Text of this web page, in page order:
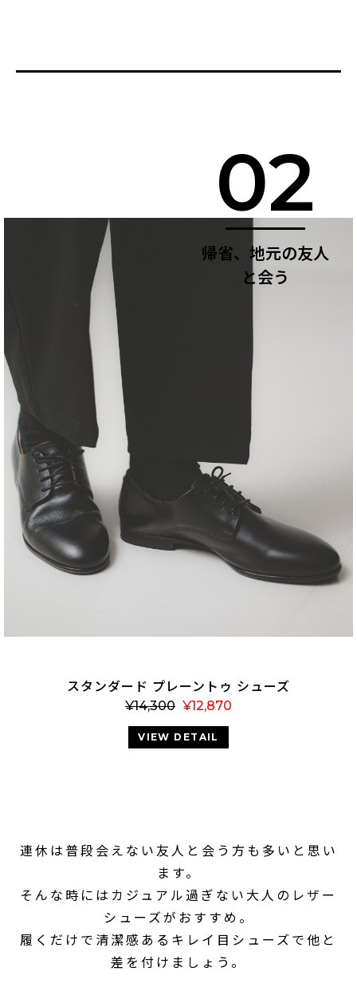
02
帰省、地元の友人
と会う
スタンダード プレーントゥ シューズ
¥14,300 ¥12,870
VIEW DETAIL
連休は普段会えない友人と会う方も多いと思い
ます。
そんな時にはカジュアル過ぎない大人のレザー
シューズがおすすめ。
履くだけで清潔感あるキレイ目シューズで他と
差を付けましょう。